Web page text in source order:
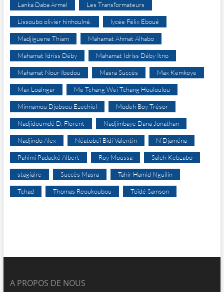
Lanka Daba Armel Les Transformateurs
Lissoubo olivier hinhoulné. lycée Félix Eboué
Madjiguene Thiam Mahamat Ahmat Alhabo
Mahamat Idriss Déby Mahamat Idriss Déby Itno
Mahamat Nour Ibedou Masra Succès Max Kemkoye
Max Loalngar Me Tchang Wei Tchang Houloulou
Minnamou Djobsou Ezechiel Modeh Boy Trésor
Nadjidoumdé D. Florent Nadjimbaye Dana Jonathan
Nadjindo Alex Néatobeï Bidi Valentin N’Djaména
Pahimi Padacké Albert Roy Moussa Saleh Kebzabo
stagiaire Succès Masra Tahir Hamid Nguilin
Tchad Thomas Reoukoubou Toïdé Samson
A PROPOS DE NOUS